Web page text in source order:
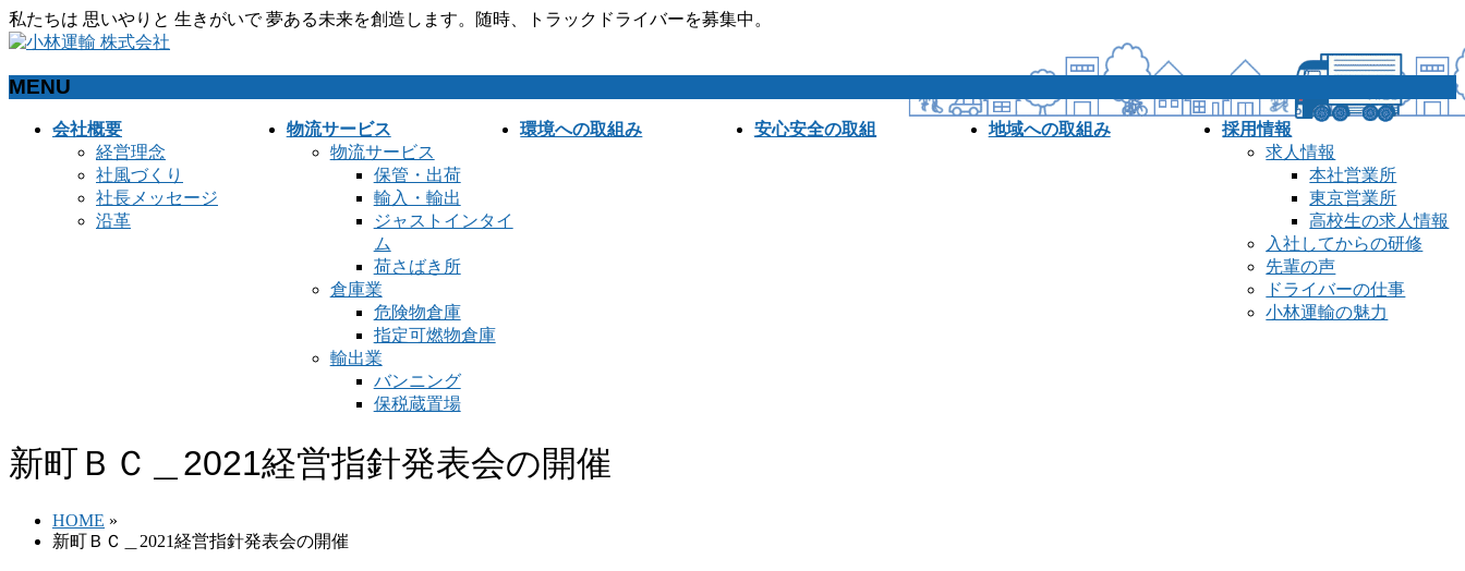
私たちは 思いやりと 生きがいで 夢ある未来を創造します。随時、トラックドライバーを募集中。
MENU
会社概要
経営理念
社風づくり
社長メッセージ
沿革
物流サービス
物流サービス
保管・出荷
輸入・輸出
ジャストインタイ
ム
荷さばき所
倉庫業
危険物倉庫
指定可燃物倉庫
輸出業
バンニング
保税蔵置場
環境への取組み 安心安全の取組 地域への取組み
採用情報
求人情報
本社営業所
東京営業所
高校生の求人情報
入社してからの研修
先輩の声
ドライバーの仕事
小林運輸の魅力
新町ＢＣ＿2021経営指針発表会の開催
HOME »
新町ＢＣ＿2021経営指針発表会の開催